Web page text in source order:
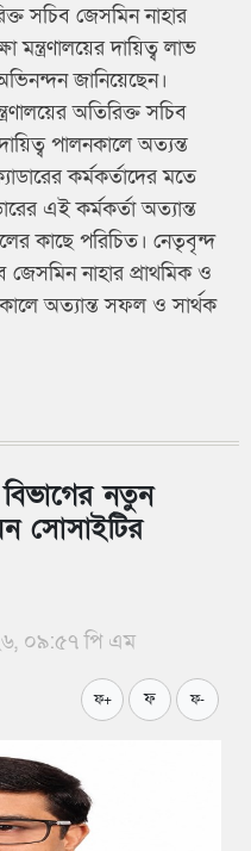
সচিব জেসমিন নাহার
মন্ত্রণালয়ের দায়িত্ব লাভ
জানিয়েছেন।
অতিরিক্ত সচিব
দায়িত্ব পালনকালে অত্যন্ত
কর্মকর্তাদের মতে
এই কর্মকর্তা অত্যান্ত
কাছে পরিচিত। নেতৃবৃন্দ
নাহার প্রাথমিক ও
অত্যান্ত সফল ও সার্থক
নতুন
সোসাইটির
০৯:৫৭ পি এম
ফ+ ফ ফ-